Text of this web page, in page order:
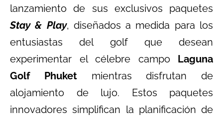
lanzamiento de sus exclusivos paquetes
Stay & Play, diseñados a medida para los
entusiastas del golf que desean
experimentar el célebre campo Laguna
Golf Phuketmientras disfrutan de
alojamiento de lujo. Estos paquetes
innovadores simplifican la planificación de